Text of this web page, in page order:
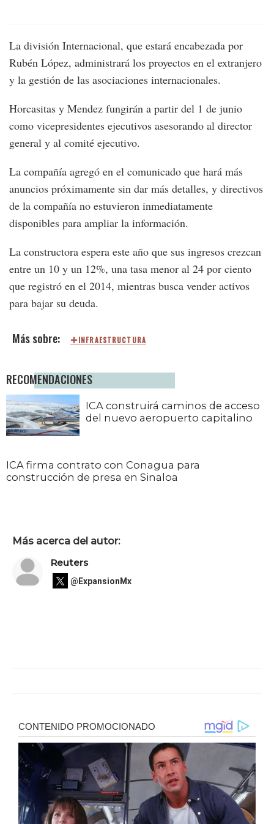
La división Internacional, que estará encabezada por
Rubén López, administrará los proyectos en el extranjero
y la gestión de las asociaciones internacionales.
Horcasitas y Mendez fungirán a partir del 1 de junio
como vicepresidentes ejecutivos asesorando al director
general y al comité ejecutivo.
La compañía agregó en el comunicado que hará más
anuncios próximamente sin dar más detalles, y directivos
de la compañía no estuvieron inmediatamente
disponibles para ampliar la información.
La constructora espera este año que sus ingresos crezcan
entre un 10 y un 12%, una tasa menor al 24 por ciento
que registró en el 2014, mientras busca vender activos
para bajar su deuda.
INFRAESTRUCTURA
RECOMENDACIONES
ICA construirá caminos de acceso
del nuevo aeropuerto capitalino
ICA firma contrato con Conagua para
construcción de presa en Sinaloa
Más acerca del autor:
Reuters
@ExpansionMx